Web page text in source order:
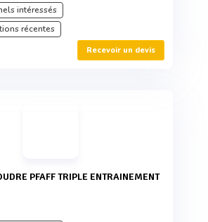
intéressés
récentes
Recevoir un devis